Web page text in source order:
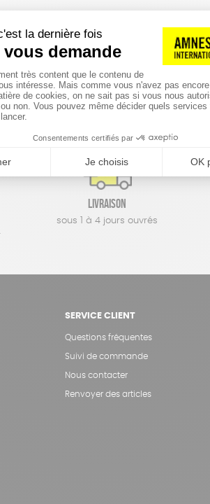
Livraison
sous 1 à 4 jours ouvrés
SERVICE CLIENT
Questions fréquentes
Suivi de commande
Nous contacter
Renvoyer des articles